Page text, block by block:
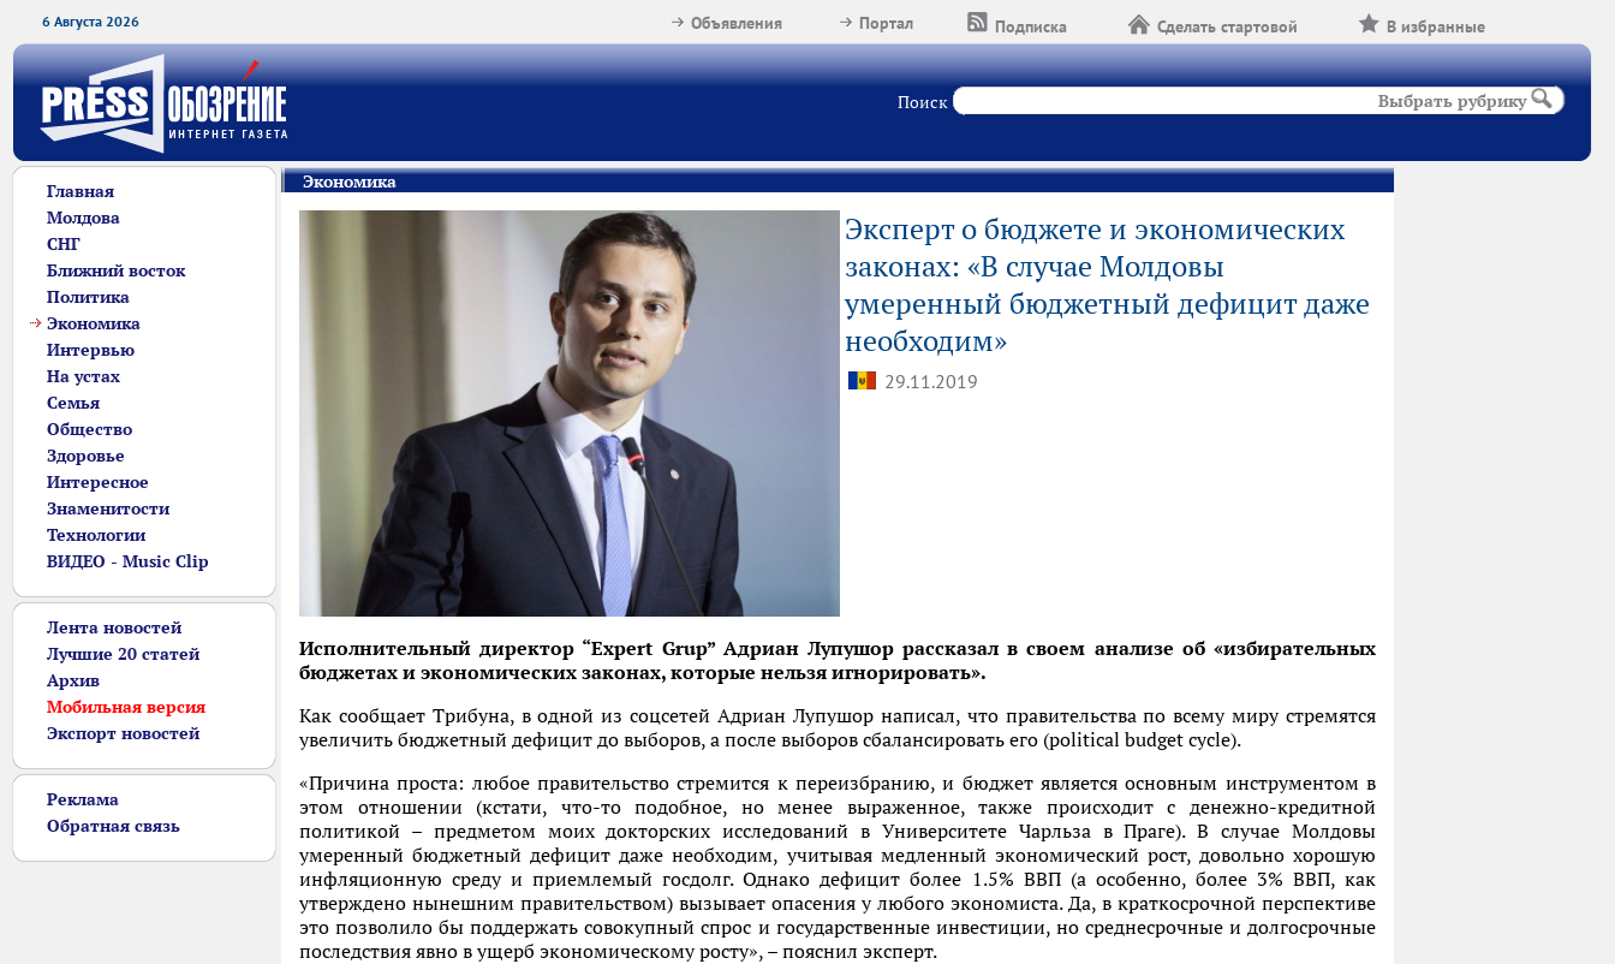
6 Августа 2026 В избранные
Сделать стартовой
Подписка
Портал
Объявления
Поиск Выбрать рубрику
Главная
Молдова
СНГ
Ближний восток
Политика
Экономика
Интервью
На устах
Семья
Общество
Здоровье
Интересное
Знаменитости
Технологии
ВИДЕО - Music Clip
Лента новостей
Лучшие 20 статей
Архив
Мобильная версия
Экспорт новостей
Реклама
Обратная связь
Экономика
Эксперт о бюджете и экономических
законах: «В случае Молдовы
умеренный бюджетный дефицит даже
необходим»
29.11.2019
Исполнительный директор “Expert Grup” Адриан Лупушор рассказал в своем анализе об «избирательных
бюджетах и экономических законах, которые нельзя игнорировать».
Как сообщает Трибуна, в одной из соцсетей Адриан Лупушор написал, что правительства по всему миру стремятся
увеличить бюджетный дефицит до выборов, а после выборов сбалансировать его (political budget cycle).
«Причина проста: любое правительство стремится к переизбранию, и бюджет является основным инструментом в
этом отношении (кстати, что-то подобное, но менее выраженное, также происходит с денежно-кредитной
политикой – предметом моих докторских исследований в Университете Чарльза в Праге). В случае Молдовы
умеренный бюджетный дефицит даже необходим, учитывая медленный экономический рост, довольно хорошую
инфляционную среду и приемлемый госдолг. Однако дефицит более 1.5% ВВП (а особенно, более 3% ВВП, как
утверждено нынешним правительством) вызывает опасения у любого экономиста. Да, в краткосрочной перспективе
это позволило бы поддержать совокупный спрос и государственные инвестиции, но среднесрочные и долгосрочные
последствия явно в ущерб экономическому росту», – пояснил эксперт.